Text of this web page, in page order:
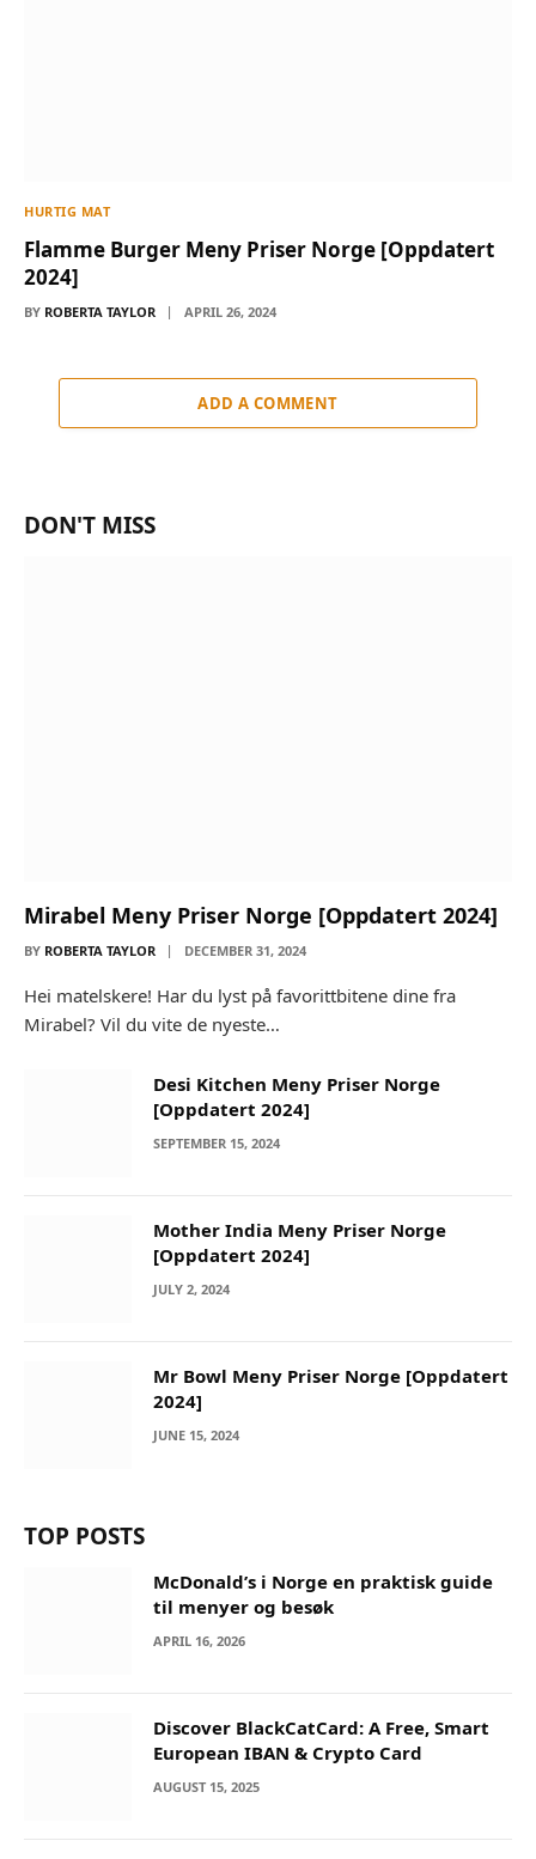
HURTIG MAT
Flamme Burger Meny Priser Norge [Oppdatert
2024]
BY ROBERTA TAYLOR APRIL 26, 2024
ADD A COMMENT
DON'T MISS
Mirabel Meny Priser Norge [Oppdatert 2024]
BY ROBERTA TAYLOR DECEMBER 31, 2024
Hei matelskere! Har du lyst på favorittbitene dine fra
Mirabel? Vil du vite de nyeste…
Desi Kitchen Meny Priser Norge
[Oppdatert 2024]
SEPTEMBER 15, 2024
Mother India Meny Priser Norge
[Oppdatert 2024]
JULY 2, 2024
Mr Bowl Meny Priser Norge [Oppdatert
2024]
JUNE 15, 2024
TOP POSTS
McDonald’s i Norge en praktisk guide
til menyer og besøk
APRIL 16, 2026
Discover BlackCatCard: A Free, Smart
European IBAN & Crypto Card
AUGUST 15, 2025